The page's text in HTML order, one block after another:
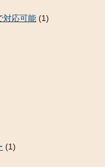
対応可能 (1)
(1)